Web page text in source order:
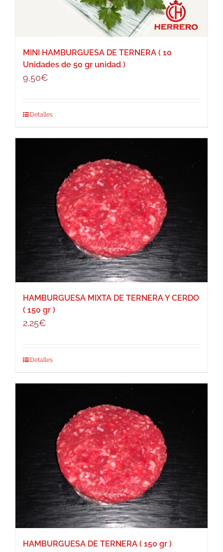
MINI HAMBURGUESA DE TERNERA ( 10
Unidades de 50 gr unidad )
9,50€
Detalles
HAMBURGUESA MIXTA DE TERNERA Y CERDO
( 150 gr )
2,25€
Detalles
HAMBURGUESA DE TERNERA ( 150 gr )